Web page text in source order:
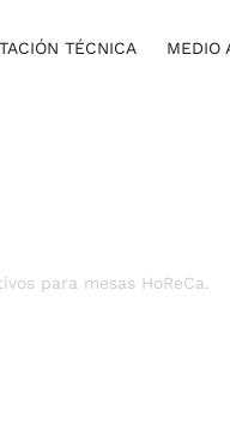
TÉCNICA MEDIO
para mesas HoReCa.